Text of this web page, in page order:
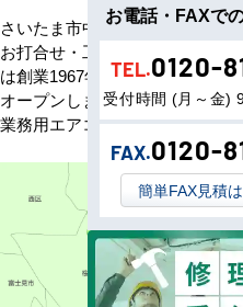
さいたま市中央区のお客様へ業
お打合せ・工事・アフターサー
は創業1967年、その信頼を基に
オープンしました。以来、皆様
業務用エアコンのオンラインシ
お電話・FAXで
TEL.0120-
受付時間 (月～金)
FAX.0120-
簡単FAX見積